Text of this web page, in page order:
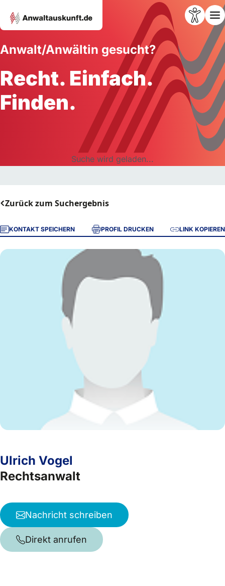
Anwalt/Anwältin gesucht?
Recht. Einfach.
Finden.
Suche wird geladen...
Zurück zum Suchergebnis
KONTAKT SPEICHERN PROFIL DRUCKEN LINK KOPIEREN
Ulrich Vogel
Rechtsanwalt
Nachricht schreiben
Direkt anrufen